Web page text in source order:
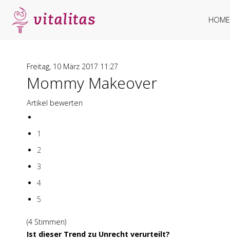
HOME
Freitag, 10 März 2017 11:27
Mommy Makeover
Artikel bewerten
1
2
3
4
5
(4 Stimmen)
Ist dieser Trend zu Unrecht verurteilt?